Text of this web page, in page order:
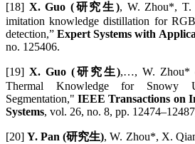
[18] X. Guo (研究生), W. Zhou*, T.
imitation knowledge distillation for
detection,” Expert Systems with
no. 125406.
[19] X. Guo (研究生),…, W. Zhou*
Thermal Knowledge for Snowy
Segmentation," IEEE Transactions on
Systems, vol. 26, no. 8, pp.
[20]Y. Pan (研究生), W. Zhou*, X.